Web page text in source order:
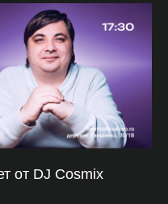
от DJ Cosmix